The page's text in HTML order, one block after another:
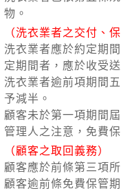
物。
（洗衣業者之交付、
洗衣業者應於約定期
定期間者，應於收受
洗衣業者逾前項期間
予減半。
顧客未於第一項期間
管理人之注意，免費
（顧客之取回義務）
顧客應於前條第三項
顧客逾前條免費保管